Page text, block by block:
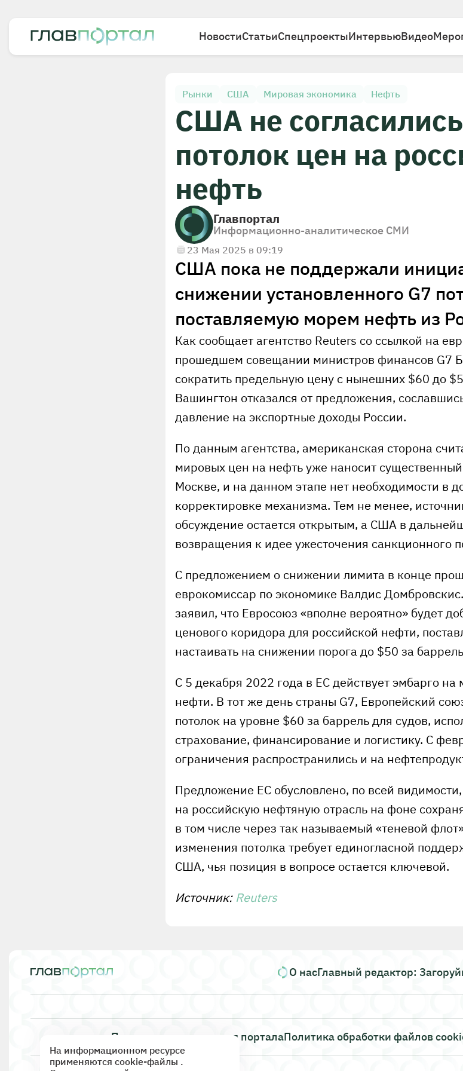
НовостиСтатьиСпецпроектыИнтервьюВидео
На информационном ресурсе
применяются cookie-файлы .
Рынки США Мировая экономика Нефть
США не
потолок цен на
нефть
Главпортал
Информационно-аналитическое СМИ
23 Мая 2025 в 09:19
США пока не поддержали
снижении установленного G7
поставляемую морем нефть из
Как сообщает агентство Reuters со ссылкой на
прошедшем совещании министров финансов G7
сократить предельную цену с нынешних $60 до
Вашингтон отказался от предложения,
давление на экспортные доходы России.
По данным агентства, американская сторона
мировых цен на нефть уже наносит
Москве, и на данном этапе нет необходимости в
корректировке механизма. Тем не менее,
обсуждение остается открытым, а США в
возвращения к идее ужесточения санкционного
С предложением о снижении лимита в конце
еврокомиссар по экономике Валдис
заявил, что Евросоюз «вполне вероятно» будет
ценового коридора для российской нефти,
настаивать на снижении порога до $50 за
С 5 декабря 2022 года в ЕС действует эмбарго
нефти. В тот же день страны G7, Европейский
потолок на уровне $60 за баррель для судов,
страхование, финансирование и логистику. С
ограничения распространились и на
Предложение ЕС обусловлено, по всей
на российскую нефтяную отрасль на фоне
в том числе через так называемый «теневой
изменения потолка требует единогласной
США, чья позиция в вопросе остается ключевой.
Источник: Reuters
О насГлавный редактор:
Правила использования порталаПолитика обработки файлов